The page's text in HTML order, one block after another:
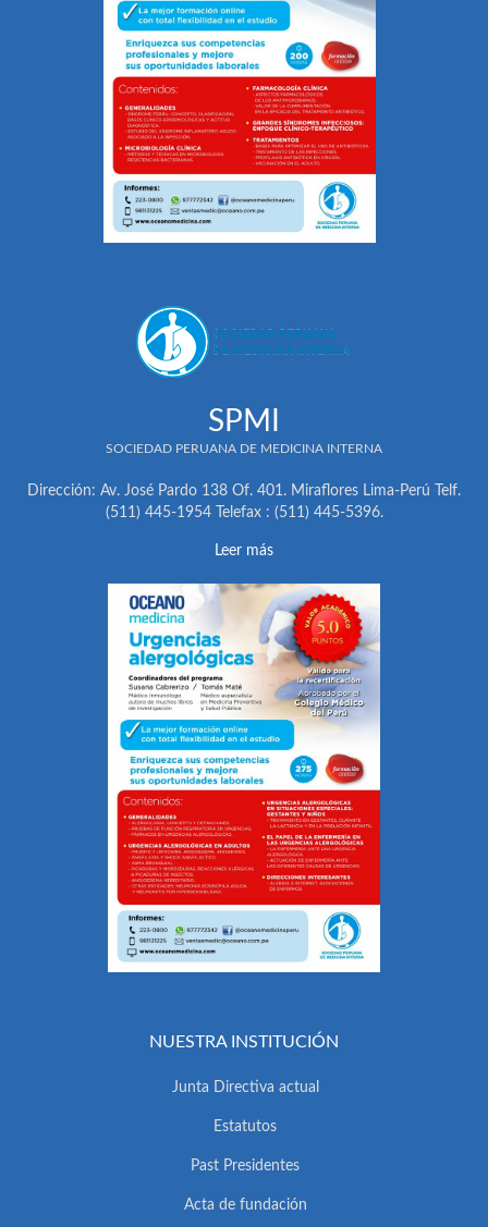
SPMI
SOCIEDAD PERUANA DE MEDICINA INTERNA
Dirección: Av. José Pardo 138 Of. 401. Miraflores Lima-Perú Telf.
(511) 445-1954 Telefax : (511) 445-5396.
Leer más
NUESTRA INSTITUCIÓN
Junta Directiva actual
Estatutos
Past Presidentes
Acta de fundación